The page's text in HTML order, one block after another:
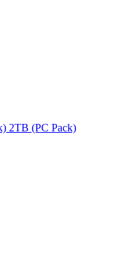
2TB (PC Pack)